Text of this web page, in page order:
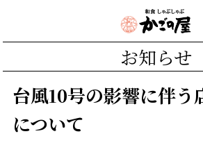
お知らせ
台風10号の影響に伴う
について